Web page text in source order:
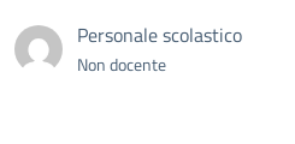
Personale scolastico
Non docente